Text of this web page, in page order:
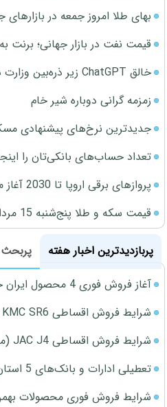
بهای طلا امروز جمعه در بازارهای
قیمت نفت در بازار جهانی؛ برنت به 83 دلار رسید
خالق ChatGPT زیر ذره‌بین وزارت دادگستری آمریکا
زمزمه گرانی دوباره شیر خام
جدیدترین نرخ‌های پیشنهادی مسکن در 10
تعداد حساب‌های بانکی‌تان را
پروازهای برقی اروپا تا 2030 آغاز می‌شود
قیمت سکه و طلا پنج‌شنبه 15 مرداد 1405
پربازدیدترین اخبار هفته
آغاز فروش فوری 4 محصول ایران خودرو در نمایندگی‌ها
شرایط فروش اقساطی KMC SR6 کرمان موتور اعلام شد
شرایط فروش اقساطی JAC J4 (مرداد 1405)
تعطیلی ادارات و بانک‌های 5 استان در روز چهارشنبه
شرایط فروش فوری محصولات بهمن